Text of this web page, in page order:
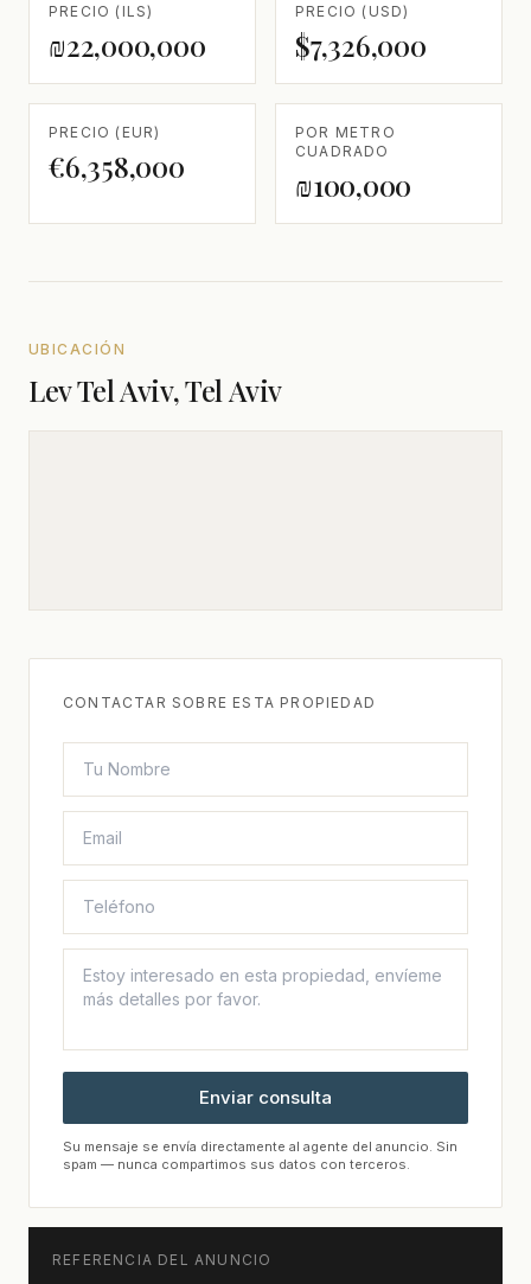
PRECIO (ILS)
₪22,000,000
PRECIO (USD)
$7,326,000
PRECIO (EUR)
€6,358,000
POR METRO
CUADRADO
₪100,000
UBICACIÓN
Lev Tel Aviv, Tel Aviv
CONTACTAR SOBRE ESTA PROPIEDAD
Enviar consulta
Su mensaje se envía directamente al agente del anuncio. Sin
spam — nunca compartimos sus datos con terceros.
REFERENCIA DEL ANUNCIO